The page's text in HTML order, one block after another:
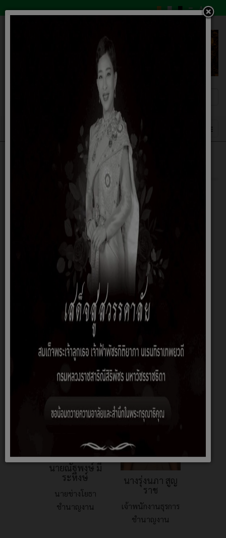
กองช่าง
นายปิยพงศ์ กลย
ผู้อำนวยการกอง
ช่าง
นายณัฐพงษ์ มี
ระหงษ์
นายช่างโยธา
ชำนาญงาน
นางรุ่งนภา สูญ
ราช
เจ้าพนักงานธุรการ
ชำนาญงาน